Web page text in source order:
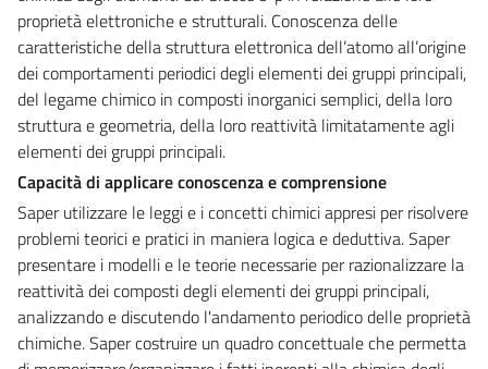
proprietà elettroniche e strutturali. Conoscenza delle
caratteristiche della struttura elettronica dell’atomo all’origine
dei comportamenti periodici degli elementi dei gruppi principali,
del legame chimico in composti inorganici semplici, della loro
struttura e geometria, della loro reattività limitatamente agli
elementi dei gruppi principali.
Capacità di applicare conoscenza e comprensione
Saper utilizzare le leggi e i concetti chimici appresi per risolvere
problemi teorici e pratici in maniera logica e deduttiva. Saper
presentare i modelli e le teorie necessarie per razionalizzare la
reattività dei composti degli elementi dei gruppi principali,
analizzando e discutendo l'andamento periodico delle proprietà
chimiche. Saper costruire un quadro concettuale che permetta